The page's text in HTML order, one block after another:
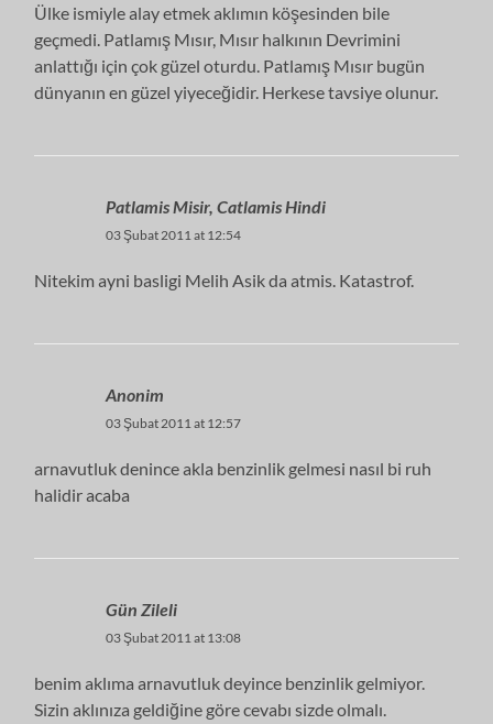
Ülke ismiyle alay etmek aklımın köşesinden bile
geçmedi. Patlamış Mısır, Mısır halkının Devrimini
anlattığı için çok güzel oturdu. Patlamış Mısır bugün
dünyanın en güzel yiyeceğidir. Herkese tavsiye olunur.
Patlamis Misir, Catlamis Hindi
03 Şubat 2011 at 12:54
Nitekim ayni basligi Melih Asik da atmis. Katastrof.
Anonim
03 Şubat 2011 at 12:57
arnavutluk denince akla benzinlik gelmesi nasıl bi ruh
halidir acaba
Gün Zileli
03 Şubat 2011 at 13:08
benim aklıma arnavutluk deyince benzinlik gelmiyor.
Sizin aklınıza geldiğine göre cevabı sizde olmalı.